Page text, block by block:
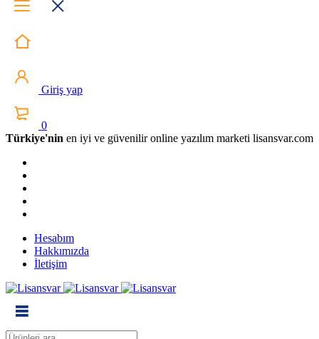
Giriş yap
0
Türkiye'nin en iyi ve güvenilir online yazılım marketi lisansvar.com
Hesabım
Hakkımızda
İletişim